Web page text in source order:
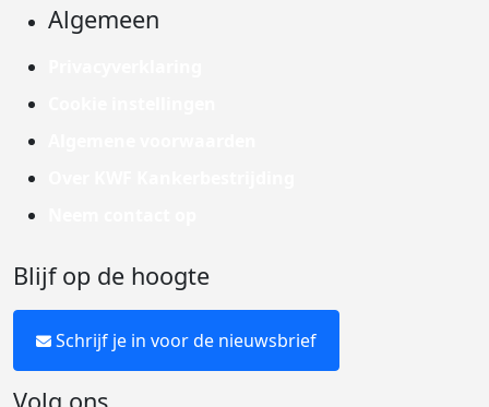
Algemeen
Blijf op de hoogte
Schrijf je in voor de nieuwsbrief